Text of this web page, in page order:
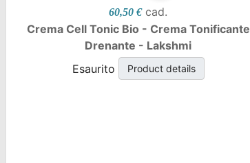
60,50 € cad.
Crema Cell Tonic Bio - Crema Tonificante
Drenante - Lakshmi
Esaurito
Product details